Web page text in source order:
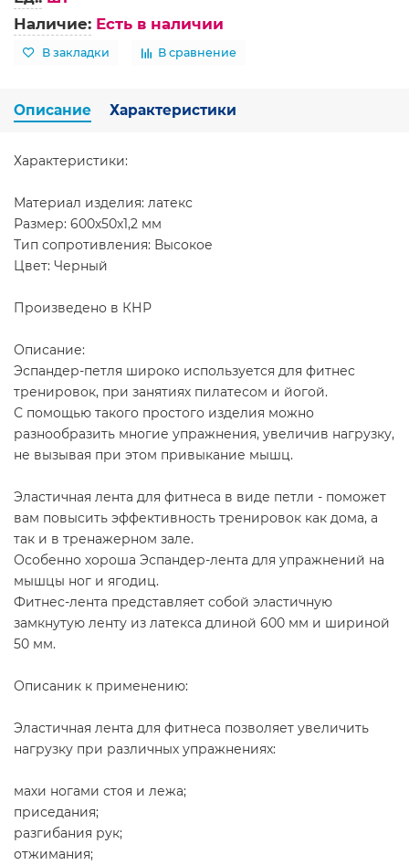
Наличие: Есть в наличии
В закладки В сравнение
Описание Характеристики
Характеристики:
Материал изделия: латекс
Размер: 600х50х1,2 мм
Тип сопротивления: Высокое
Цвет: Черный
Произведено в КНР
Описание:
Эспандер-петля широко используется для фитнес
тренировок, при занятиях пилатесом и йогой.
С помощью такого простого изделия можно
разнообразить многие упражнения, увеличив нагрузку,
не вызывая при этом привыкание мышц.
Эластичная лента для фитнеса в виде петли - поможет
вам повысить эффективность тренировок как дома, а
так и в тренажерном зале.
Особенно хороша Эспандер-лента для упражнений на
мышцы ног и ягодиц.
Фитнес-лента представляет собой эластичную
замкнутую ленту из латекса длиной 600 мм и шириной
50 мм.
Описаник к применению:
Эластичная лента для фитнеса позволяет увеличить
нагрузку при различных упражнениях:
махи ногами стоя и лежа;
приседания;
разгибания рук;
отжимания;